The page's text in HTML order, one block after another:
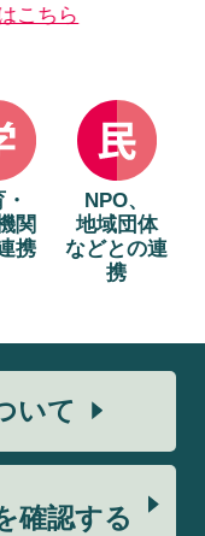
こちら
関
携
NPO、
地域団体
などとの連
携
いて
確認する